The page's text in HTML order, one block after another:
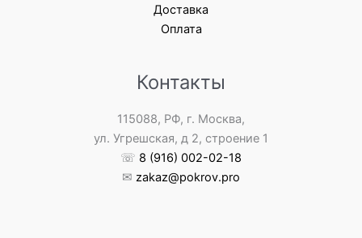
Доставка
Оплата
Контакты
115088, РФ, г. Москва,
ул. Угрешская, д 2, строение 1
☏ 8 (916) 002-02-18
✉ zakaz@pokrov.pro